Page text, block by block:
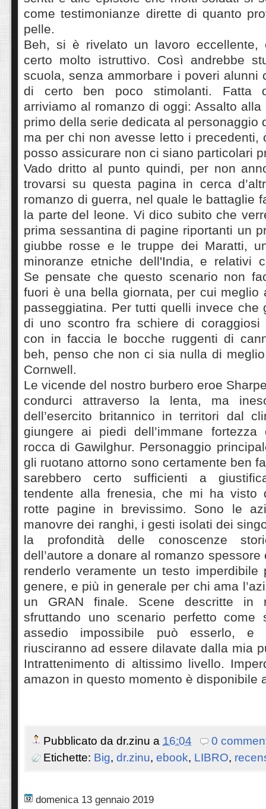
come testimonianze dirette di quanto
pelle.
Beh, si è rivelato un lavoro eccellente,
certo molto istruttivo. Così andrebbe
scuola, senza ammorbare i poveri alunni
di certo ben poco stimolanti. Fatta
arriviamo al romanzo di oggi: Assalto
primo della serie dedicata al personaggio
ma per chi non avesse letto i precedenti,
posso assicurare non ci siano particolari
Vado dritto al punto quindi, per non
trovarsi su questa pagina in cerca
romanzo di guerra, nel quale le battaglie
la parte del leone. Vi dico subito che
prima sessantina di pagine riportanti un
giubbe rosse e le truppe dei Maratti,
minoranze etniche dell'India, e relativi
Se pensate che questo scenario non
fuori è una bella giornata, per cui meglio
passeggiatina. Per tutti quelli invece che
di uno scontro fra schiere di coraggiosi
con in faccia le bocche ruggenti di
beh, penso che non ci sia nulla di
Cornwell.
Le vicende del nostro burbero eroe
condurci attraverso la lenta, ma
dell’esercito britannico in territori dal
giungere ai piedi dell’immane fortezza
rocca di Gawilghur. Personaggio
gli ruotano attorno sono certamente ben
sarebbero certo sufficienti a
tendente alla frenesia, che mi ha visto
rotte pagine in brevissimo. Sono le
manovre dei ranghi, i gesti isolati dei
la profondità delle conoscenze
dell’autore a donare al romanzo spessore
renderlo veramente un testo
genere, e più in generale per chi ama
un GRAN finale. Scene descritte in
sfruttando uno scenario perfetto
assedio impossibile può esserlo, e
riusciranno ad essere dilavate dalla mia
Intrattenimento di altissimo livello.
amazon in questo momento è disponibile
Pubblicato da dr.zinu a 16:04
0
Etichette: Big, dr.zinu, ebook, LIBRO,
domenica 13 gennaio 2019